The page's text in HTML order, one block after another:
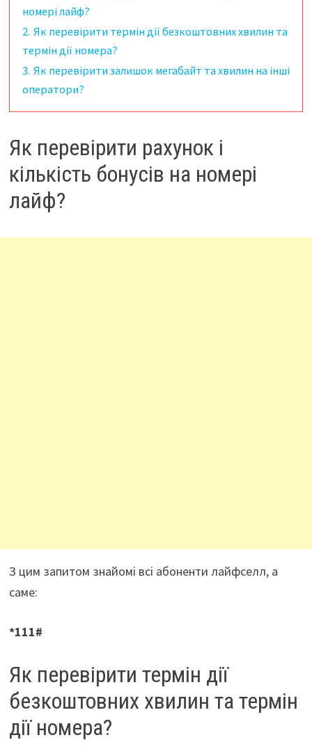
номері лайф?
2. Як перевірити термін дії безкоштовних хвилин та
термін дії номера?
3. Як перевірити залишок мегабайт та хвилин на інші
оператори?
Як перевірити рахунок і
кількість бонусів на номері
лайф?
З цим запитом знайомі всі абоненти лайфселл, а
саме:
*111#
Як перевірити термін дії
безкоштовних хвилин та термін
дії номера?